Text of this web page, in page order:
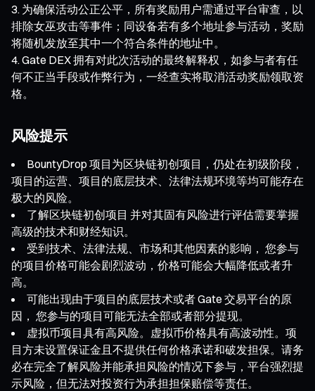
为确保活动公正公平，所有奖励用户需通过平台审查，以
排除女巫攻击等事件；同设备若有多个地址参与活动，奖励
将随机发放至其中一个符合条件的地址中。
Gate DEX 拥有对此次活动的最终解释权，如参与者有任
何不正当手段或作弊行为，一经查实将取消活动奖励领取资
格。
风险提示
BountyDrop 项目为区块链初创项目，仍处在初级阶段，
项目的运营、项目的底层技术、法律法规环境等均可能存在
极大的风险。
了解区块链初创项目 并对其固有风险进行评估需要掌握
高级的技术和财经知识。
受到技术、法律法规、市场和其他因素的影响， 您参与
的项目价格可能会剧烈波动，价格可能会大幅降低或者升
高。
可能出现由于项目的底层技术或者 Gate 交易平台的原
因， 您参与的项目可能无法全部或者部分提现。
虚拟币项目具有高风险。虚拟币价格具有高波动性。项
目方未设置保证金且不提供任何价格承诺和破发担保。请务
必在完全了解风险并能承担风险的情况下参与，平台强烈提
示风险，但无法对投资行为承担担保赔偿等责任。